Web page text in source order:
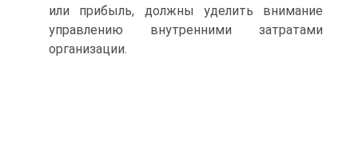
или прибыль, должны уделить внимание
управлению внутренними затратами
организации.